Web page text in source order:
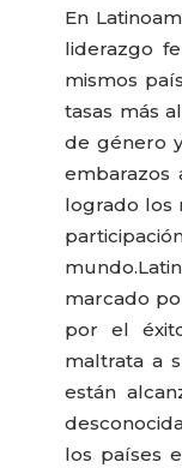
En
liderazgo
mismos
tasas más
de género
embarazos
logrado los
mundo.
marcado
por el
maltrata a
están
los países